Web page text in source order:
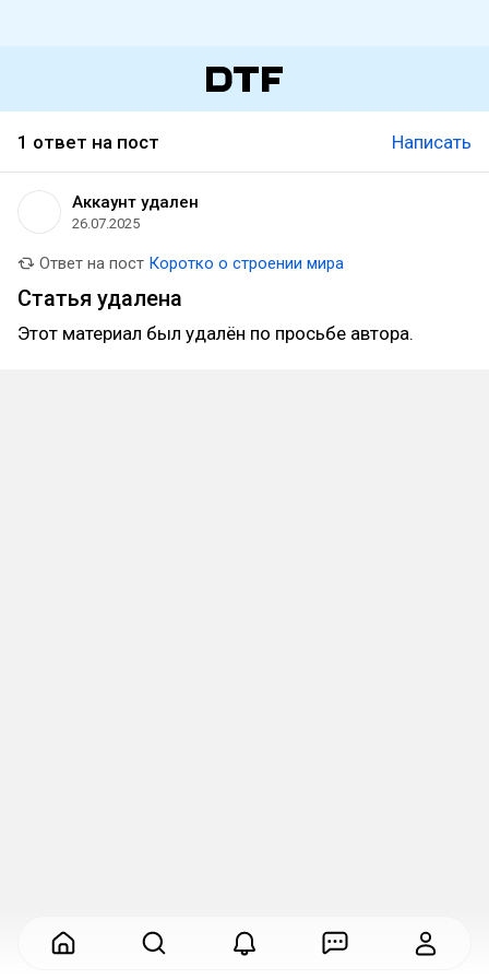
1 ответ на пост Написать
Аккаунт удален
26.07.2025
Ответ на пост Коротко о строении мира
Статья удалена
Этот материал был удалён по просьбе автора.